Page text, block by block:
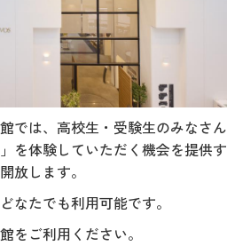
では、高校生・受験生のみなさん
を体験していただく機会を提供す
放します。
なたでも利用可能です。
をご利用ください。